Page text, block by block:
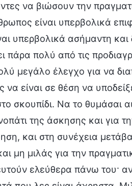
να βιώσουν την
είναι υπερβολικά
υπερβολικά ασήμαντη
πάρα πολύ από τις
μεγάλο έλεγχο για να
να είναι σε θέση να
σκουπίδι. Να το
της άσκησης και για
και στη συνέχεια
μη μιλάς για την
ελεύθερα πάνω του·